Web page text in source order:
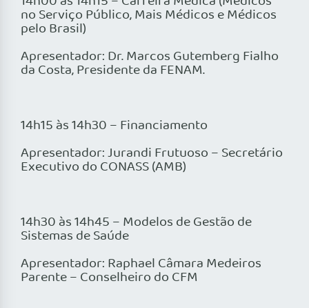
no Serviço Público, Mais Médicos e Médicos
pelo Brasil)
Apresentador: Dr. Marcos Gutemberg Fialho
da Costa, Presidente da FENAM.
14h15 às 14h30 – Financiamento
Apresentador: Jurandi Frutuoso – Secretário
Executivo do CONASS (AMB)
14h30 às 14h45 – Modelos de Gestão de
Sistemas de Saúde
Apresentador: Raphael Câmara Medeiros
Parente – Conselheiro do CFM